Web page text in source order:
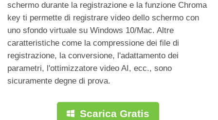
schermo durante la registrazione e la funzione Chroma
key ti permette di registrare video dello schermo con
uno sfondo virtuale su Windows 10/Mac. Altre
caratteristiche come la compressione dei file di
registrazione, la conversione, l'adattamento dei
parametri, l'ottimizzatore video AI, ecc., sono
sicuramente degne di prova.
Scarica Gratis